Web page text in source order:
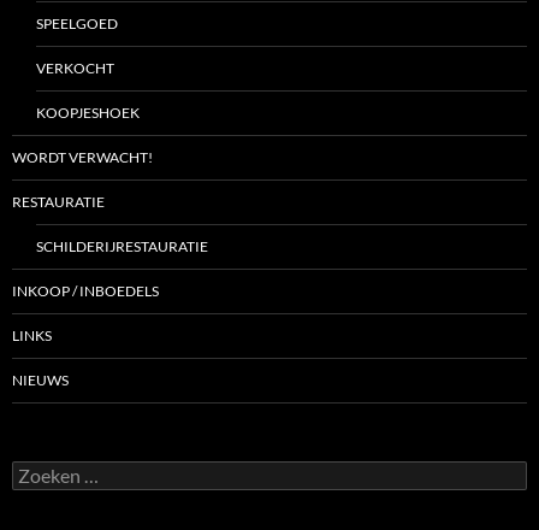
SPEELGOED
VERKOCHT
KOOPJESHOEK
WORDT VERWACHT!
RESTAURATIE
SCHILDERIJRESTAURATIE
INKOOP / INBOEDELS
LINKS
NIEUWS
Zoeken
naar: